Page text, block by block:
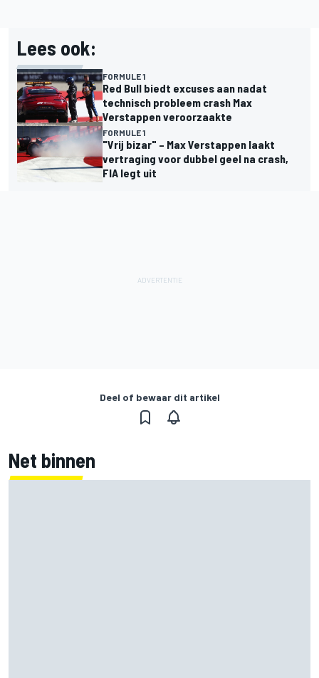
Lees ook:
FORMULE 1
Red Bull biedt excuses aan nadat
technisch probleem crash Max
Verstappen veroorzaakte
FORMULE 1
"Vrij bizar" – Max Verstappen laakt
vertraging voor dubbel geel na crash,
FIA legt uit
Deel of bewaar dit artikel
Net binnen